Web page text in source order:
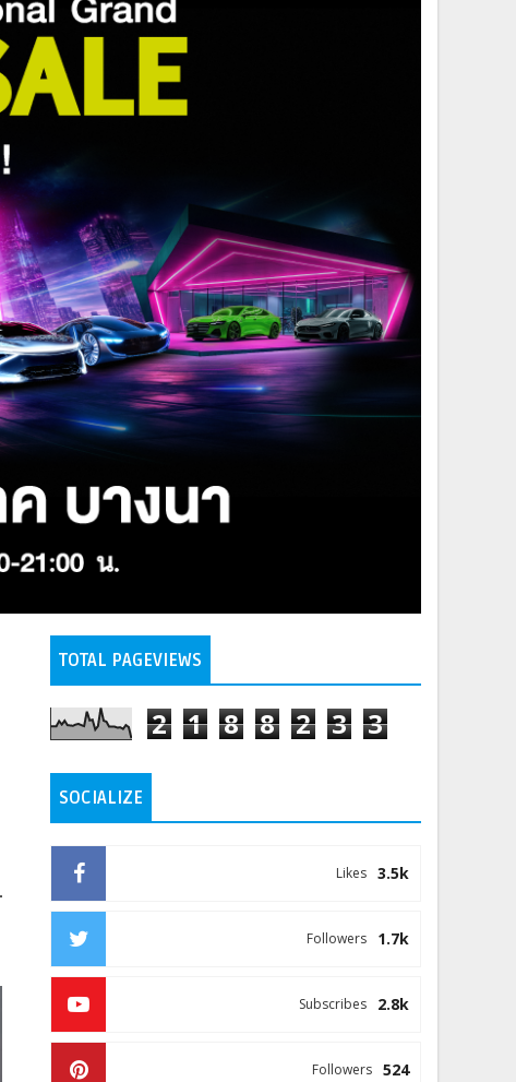
TOTAL PAGEVIEWS
2 1 8 8 2 3 3
SOCIALIZE
3.5k
Likes
1.7k
Followers
2.8k
Subscribes
524
Followers